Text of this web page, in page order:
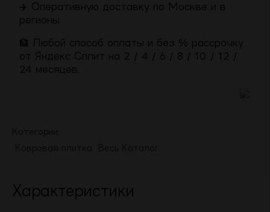
✈️ Оперативную доставку по Москве и в
регионы
🏦 Любой способ оплаты и без % рассрочку
от Яндекс Сплит на 2 / 4 / 6 / 8 / 10 / 12 /
24 месяцев.
Характеристики